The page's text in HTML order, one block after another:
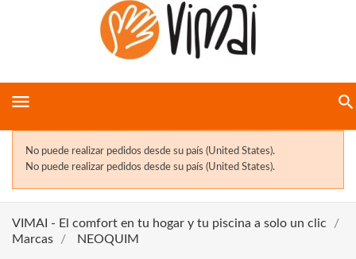
menu
No puede realizar pedidos desde su país (United States).
No puede realizar pedidos desde su país (United States).
VIMAI - El comfort en tu hogar y tu piscina a solo un clic
Marcas
NEOQUIM